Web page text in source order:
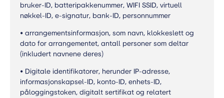
bruker-ID, batteripakkenummer, WIFI SSID, virtuell
nøkkel-ID, e-signatur, bank-ID, personnummer
• arrangementsinformasjon, som navn, klokkeslett og
dato for arrangementet, antall personer som deltar
(inkludert navnene deres)
• Digitale identifikatorer, herunder IP-adresse,
informasjonskapsel-ID, konto-ID, enhets-ID,
påloggingstoken, digitalt sertifikat og relatert